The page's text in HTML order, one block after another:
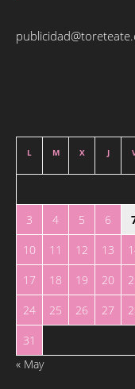
L M X J
3
4 5 6
10
11 12 13
17
18 19 20
24
25 26 27
31
« May